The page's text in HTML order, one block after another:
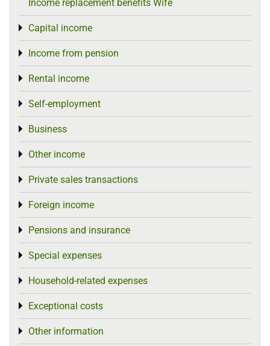
Income replacement benefits Wife
Capital income
Toggle menu
Income from pension
Toggle menu
Rental income
Toggle menu
Self-employment
Toggle menu
Business
Toggle menu
Other income
Toggle menu
Private sales transactions
Toggle menu
Foreign income
Toggle menu
Pensions and insurance
Toggle menu
Special expenses
Toggle menu
Household-related expenses
Toggle menu
Exceptional costs
Toggle menu
Other information
Toggle menu